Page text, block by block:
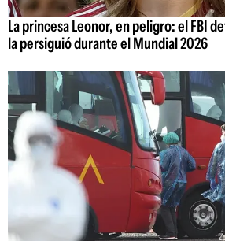
La princesa Leonor, en peligro: el FBI
la persiguió durante el Mundial 2026